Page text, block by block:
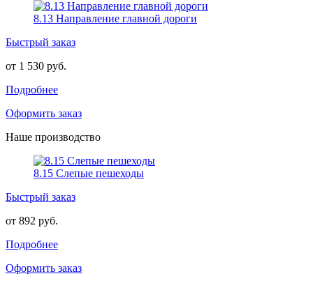
8.13 Направление главной дороги
Быстрый заказ
от 1 530 руб.
Подробнее
Оформить заказ
Наше производство
8.15 Слепые пешеходы
Быстрый заказ
от 892 руб.
Подробнее
Оформить заказ